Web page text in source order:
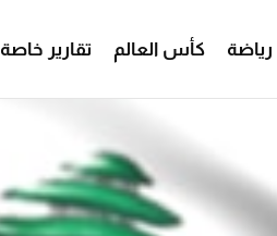
رياضة كأس العالم تقارير خاصة